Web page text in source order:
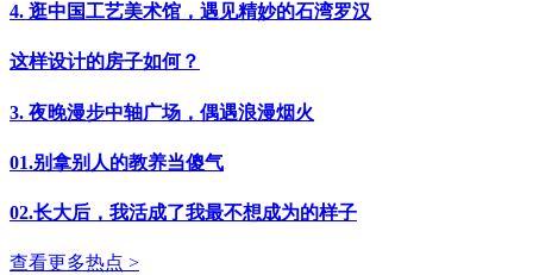
4. 逛中国工艺美术馆，遇见精妙的石湾罗汉
这样设计的房子如何？
3. 夜晚漫步中轴广场，偶遇浪漫烟火
01.别拿别人的教养当傻气
02.长大后，我活成了我最不想成为的样子
查看更多热点 >